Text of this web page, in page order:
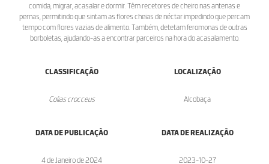
comida, migrar, acasalar e dormir. Têm recetores de cheiro nas antenas e
pernas, permitindo que sintam as flores cheias de néctar impedindo que percam
tempo com flores vazias de alimento. Também, detetam feromonas de outras
borboletas, ajudando-as a encontrar parceiros na hora do acasalamento.
CLASSIFICAÇÃO
Colias crocceus
LOCALIZAÇÃO
Alcobaça
DATA DE PUBLICAÇÃO
4 de Janeiro de 2024
DATA DE REALIZAÇÃO
2023-10-27